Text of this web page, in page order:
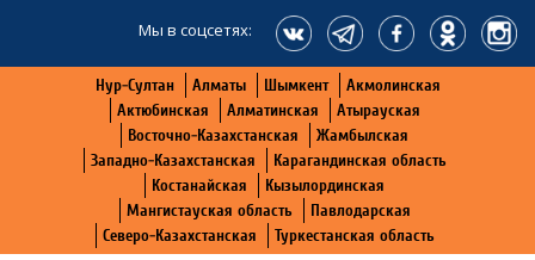
Мы в соцсетях:
Нур-Султан Алматы Шымкент
Акмолинская
Актюбинская
Алматинская
Атырауская
Восточно-Казахстанская
Жамбылская
Западно-Казахстанская
Карагандинская область
Костанайская
Кызылординская
Мангистауская область
Павлодарская
Северо-Казахстанская
Туркестанская область